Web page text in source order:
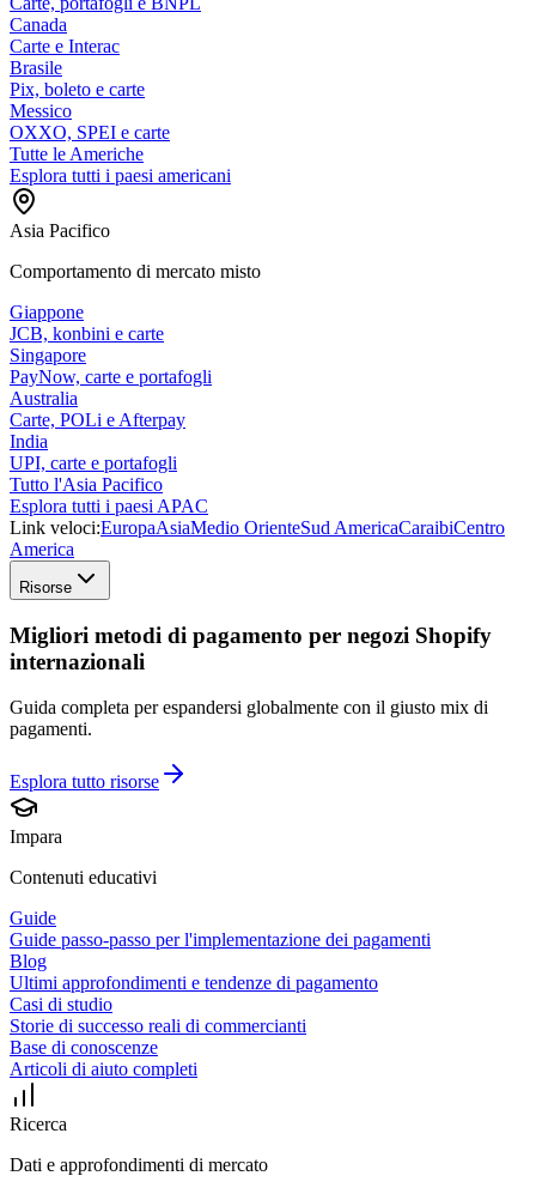
Canada
Carte e Interac
Brasile
Pix, boleto e carte
Messico
OXXO, SPEI e carte
Tutte le Americhe
Esplora tutti i paesi americani
Asia Pacifico
Comportamento di mercato misto
Giappone
JCB, konbini e carte
Singapore
PayNow, carte e portafogli
Australia
Carte, POLi e Afterpay
India
UPI, carte e portafogli
Tutto l'Asia Pacifico
Esplora tutti i paesi APAC
Link veloci:EuropaAsiaMedio OrienteSud AmericaCaraibiCentro
America
Risorse
Migliori metodi di pagamento per negozi Shopify
internazionali
Guida completa per espandersi globalmente con il giusto mix di
pagamenti.
Esplora tutto risorse
Impara
Contenuti educativi
Guide
Guide passo-passo per l'implementazione dei pagamenti
Blog
Ultimi approfondimenti e tendenze di pagamento
Casi di studio
Storie di successo reali di commercianti
Base di conoscenze
Articoli di aiuto completi
Ricerca
Dati e approfondimenti di mercato